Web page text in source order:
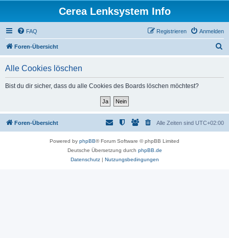
Cerea Lenksystem Info
FAQ Anmelden
Registrieren
Foren-Übersicht
Alle Cookies löschen
Bist du dir sicher, dass du alle Cookies des Boards löschen möchtest?
Foren-Übersicht Alle Zeiten sind UTC+02:00
Powered by phpBB® Forum Software © phpBB Limited
Deutsche Übersetzung durch phpBB.de
Datenschutz| Nutzungsbedingungen